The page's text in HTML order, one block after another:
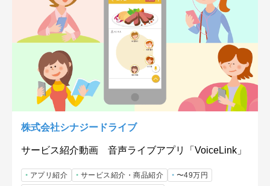
株式会社シナジードライブ
サービス紹介動画 音声ライブアプリ「VoiceLink」
アプリ紹介 サービス紹介・商品紹介
〜49万円